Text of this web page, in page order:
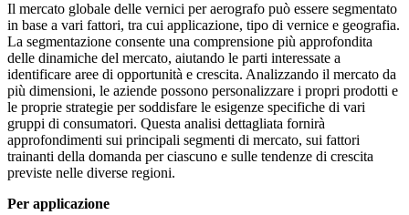
Il mercato globale delle vernici per aerografo può essere segmentato
in base a vari fattori, tra cui applicazione, tipo di vernice e geografia.
La segmentazione consente una comprensione più approfondita
delle dinamiche del mercato, aiutando le parti interessate a
identificare aree di opportunità e crescita. Analizzando il mercato da
più dimensioni, le aziende possono personalizzare i propri prodotti e
le proprie strategie per soddisfare le esigenze specifiche di vari
gruppi di consumatori. Questa analisi dettagliata fornirà
approfondimenti sui principali segmenti di mercato, sui fattori
trainanti della domanda per ciascuno e sulle tendenze di crescita
previste nelle diverse regioni.
Per applicazione